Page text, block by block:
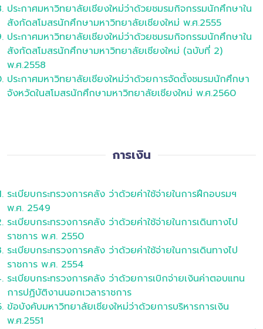
ประกาศมหาวิทยาลัยเชียงใหม่ว่าด้วยชมรมกิจกรรมนักศึกษาใน
สังกัดสโมสรนักศึกษามหาวิทยาลัยเชียงใหม่ พ.ศ.2555
ประกาศมหาวิทยาลัยเชียงใหม่ว่าด้วยชมรมกิจกรรมนักศึกษาใน
สังกัดสโมสรนักศึกษามหาวิทยาลัยเชียงใหม่ (ฉบับที่ 2)
พ.ศ.2558
ประกาศมหาวิทยาลัยเชียงใหม่ว่าด้วยการจัดตั้งชมรมนักศึกษา
จังหวัดในสโมสรนักศึกษามหาวิทยาลัยเชียงใหม่ พ.ศ.2560
การเงิน
ระเบียบกระทรวงการคลัง ว่าด้วยค่าใช้จ่ายในการฝึกอบรมฯ
พ.ศ. 2549
ระเบียบกระทรวงการคลัง ว่าด้วยค่าใช้จ่ายในการเดินทางไป
ราชการ พ.ศ. 2550
ระเบียบกระทรวงการคลัง ว่าด้วยค่าใช้จ่ายในการเดินทางไป
ราชการ พ.ศ. 2554
ระเบียบกระทรวงการคลัง ว่าด้วยการเบิกจ่ายเงินค่าตอบแทน
การปฏิบัติงานนอกเวลาราชการ
ข้อบังคับมหาวิทยาลัยเชียงใหม่ว่าด้วยการบริหารการเงิน
พ.ศ.2551